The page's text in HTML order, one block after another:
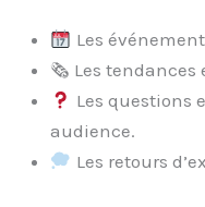
Les
🗞 Les tendances
Les questions
audience.
Les retours